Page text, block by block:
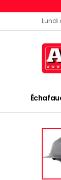
Lundi